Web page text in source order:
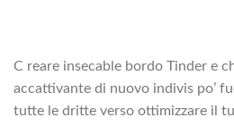
C reare insecable bordo Tinder e
accattivante di nuovo indivis po’
tutte le dritte verso ottimizzare il